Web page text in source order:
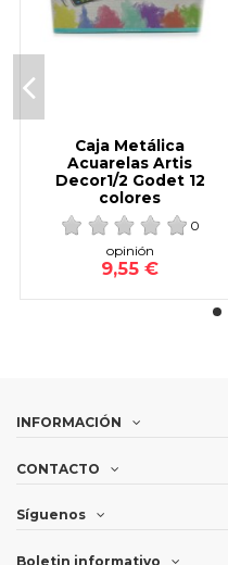
Caja Metálica
Acuarelas Artis
Decor1/2 Godet 12
colores
0
opinión
9,55 €
INFORMACIÓN
CONTACTO
Síguenos
Boletin informativo